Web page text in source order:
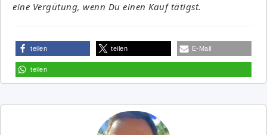
eine Vergütung, wenn Du einen Kauf tätigst.
teilen teilen E-Mail
teilen